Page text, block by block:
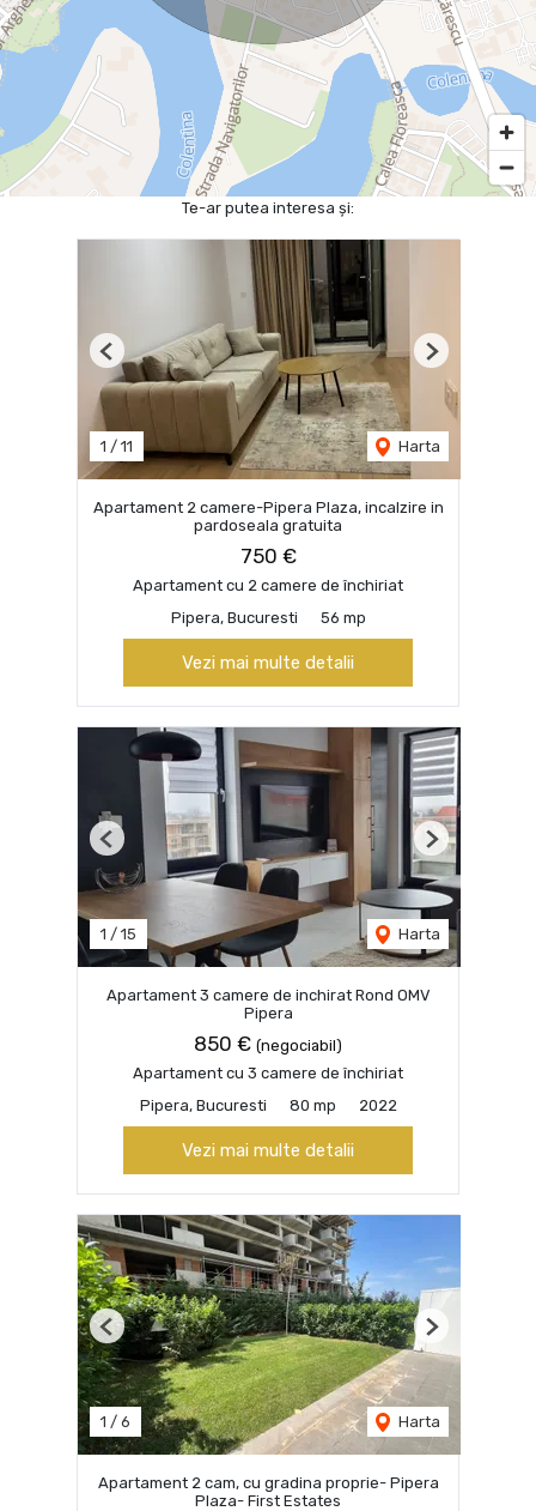
Te-ar putea interesa și:
1 / 11 Harta
Previous Next
Apartament 2 camere-Pipera Plaza, incalzire in
pardoseala gratuita
750 €
Apartament cu 2 camere de închiriat
Pipera, Bucuresti
56 mp
Vezi mai multe detalii
1 / 15 Harta
Previous Next
Apartament 3 camere de inchirat Rond OMV
Pipera
850 € (negociabil)
Apartament cu 3 camere de închiriat
Pipera, Bucuresti
80 mp 2022
Vezi mai multe detalii
1 / 6 Harta
Previous Next
Apartament 2 cam, cu gradina proprie- Pipera
Plaza- First Estates